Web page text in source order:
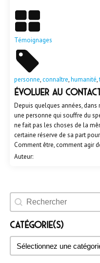
Témoignages
personne,connaître,humanité,
Évoluer au
Depuis quelques années,
une personne qui souffre du
ne fait pas les choses de la
certaine réserve de sa part
Comment être, comment agir
Auteur:
Rechercher un évènement
Catégorie(s)
Catégorie(s)
Catégorie(s)